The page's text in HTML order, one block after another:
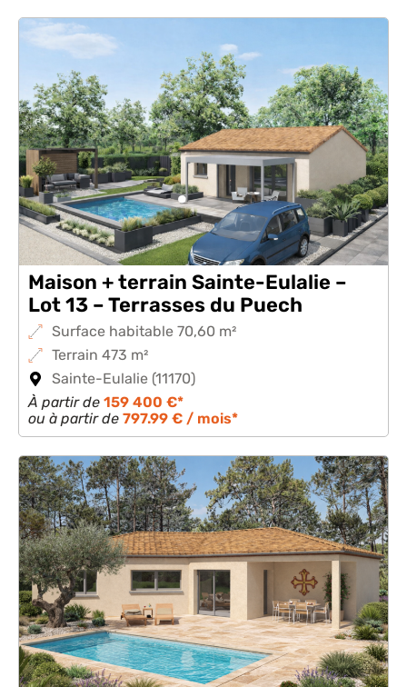
Maison + terrain Sainte-Eulalie –
Lot 13 – Terrasses du Puech
Surface habitable 70,60 m²
Terrain 473 m²
Sainte-Eulalie (11170)
À partir de 159 400 €*
ou à partir de 797.99 € / mois*